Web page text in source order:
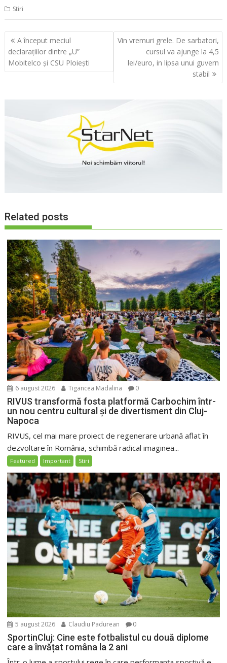
Stiri
Navigare
în
articole
A început meciul
declaraţiilor dintre „U”
Mobitelco şi CSU Ploieşti
Vin vremuri grele. De sarbatori,
cursul va ajunge la 4,5
lei/euro, in lipsa unui guvern
stabil
Related posts
6 august 2026 Tigancea Madalina 0
RIVUS transformă fosta platformă Carbochim într-
un nou centru cultural și de divertisment din Cluj-
Napoca
RIVUS, cel mai mare proiect de regenerare urbană aflat în
dezvoltare în România, schimbă radical imaginea...
Featured Important Stiri
5 august 2026 Claudiu Padurean 0
SportinCluj: Cine este fotbalistul cu două diplome
care a învățat româna la 2 ani